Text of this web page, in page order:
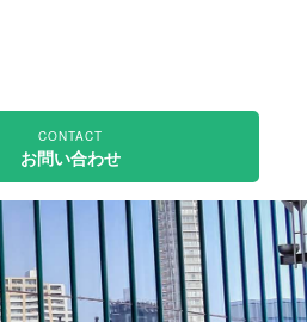
CONTACT
お問い合わせ